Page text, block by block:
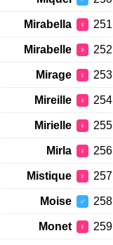
251
♀
Mirabella
252
♀
Mirabelle
253
♀
Mirage
254
♀
Mireille
255
♀
Mirielle
256
♀
Mirla
257
♀
Mistique
258
♂
Moise
259
♀
Monet